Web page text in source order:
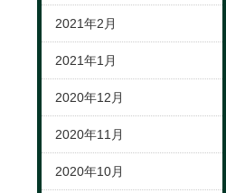
2021年2月
2021年1月
2020年12月
2020年11月
2020年10月